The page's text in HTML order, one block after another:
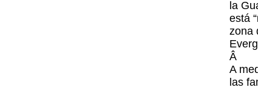
la
está
zona
Â
A
las